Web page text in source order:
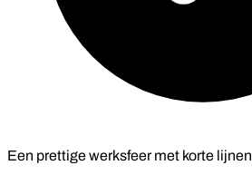
Een prettige werksfeer met korte lijnen